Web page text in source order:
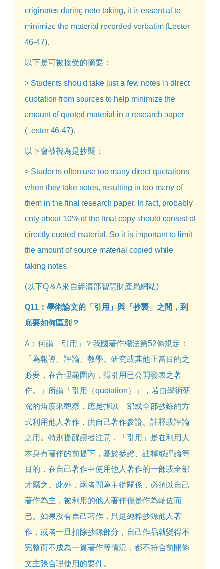
originates during note taking, it is essential to
minimize the material recorded verbatim (Lester
46-47).
以下是可被接受的摘要：
> Students should take just a few notes in direct
quotation from sources to help minimize the
amount of quoted material in a research paper
(Lester 46-47).
以下會被視為是抄襲：
> Students often use too many direct quotations
when they take notes, resulting in too many of
them in the final research paper. In fact, probably
only about 10% of the final copy should consist of
directly quoted material. So it is important to limit
the amount of source material copied while
taking notes.
(以下Q＆A來自經濟部智慧財產局網站)
Q11：學術論文的「引用」與「抄襲」之間，到
底要如何區別？
A：何謂「引用」？我國著作權法第52條規定：
「為報導、評論、教學、研究或其他正當目的之
必要，在合理範圍內，得引用已公開發表之著
作。」所謂「引用（quotation）」，若由學術研
究的角度來觀察，應是指以一部或全部抄錄的方
式利用他人著作，供自己著作參證、註釋或評論
之用。特別提醒讀者注意，「引用」是在利用人
本身有著作的前提下，基於參證、註釋或評論等
目的，在自己著作中使用他人著作的一部或全部
才屬之。此外，兩者間為主從關係，必須以自己
著作為主，被利用的他人著作僅是作為輔佐而
已。如果沒有自己著作，只是純粹抄錄他人著
作，或者一旦扣除抄錄部分，自己作品就變得不
完整而不成為一篇著作等情況，都不符合前開條
文主張合理使用的要件。